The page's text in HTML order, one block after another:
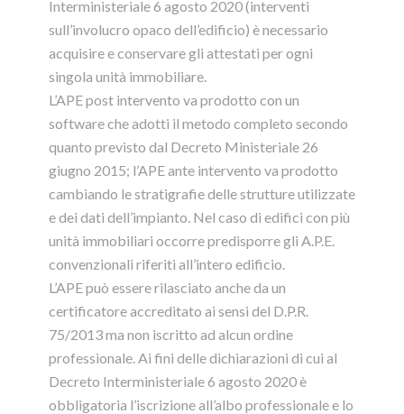
Interministeriale 6 agosto 2020 (interventi
sull’involucro opaco dell’edificio) è necessario
acquisire e conservare gli attestati per ogni
singola unità immobiliare.
L’APE post intervento va prodotto con un
software che adotti il metodo completo secondo
quanto previsto dal Decreto Ministeriale 26
giugno 2015; l’APE ante intervento va prodotto
cambiando le stratigrafie delle strutture utilizzate
e dei dati dell’impianto. Nel caso di edifici con più
unità immobiliari occorre predisporre gli A.P.E.
convenzionali riferiti all’intero edificio.
L’APE può essere rilasciato anche da un
certificatore accreditato ai sensi del D.P.R.
75/2013 ma non iscritto ad alcun ordine
professionale. Ai fini delle dichiarazioni di cui al
Decreto Interministeriale 6 agosto 2020 è
obbligatoria l’iscrizione all’albo professionale e lo